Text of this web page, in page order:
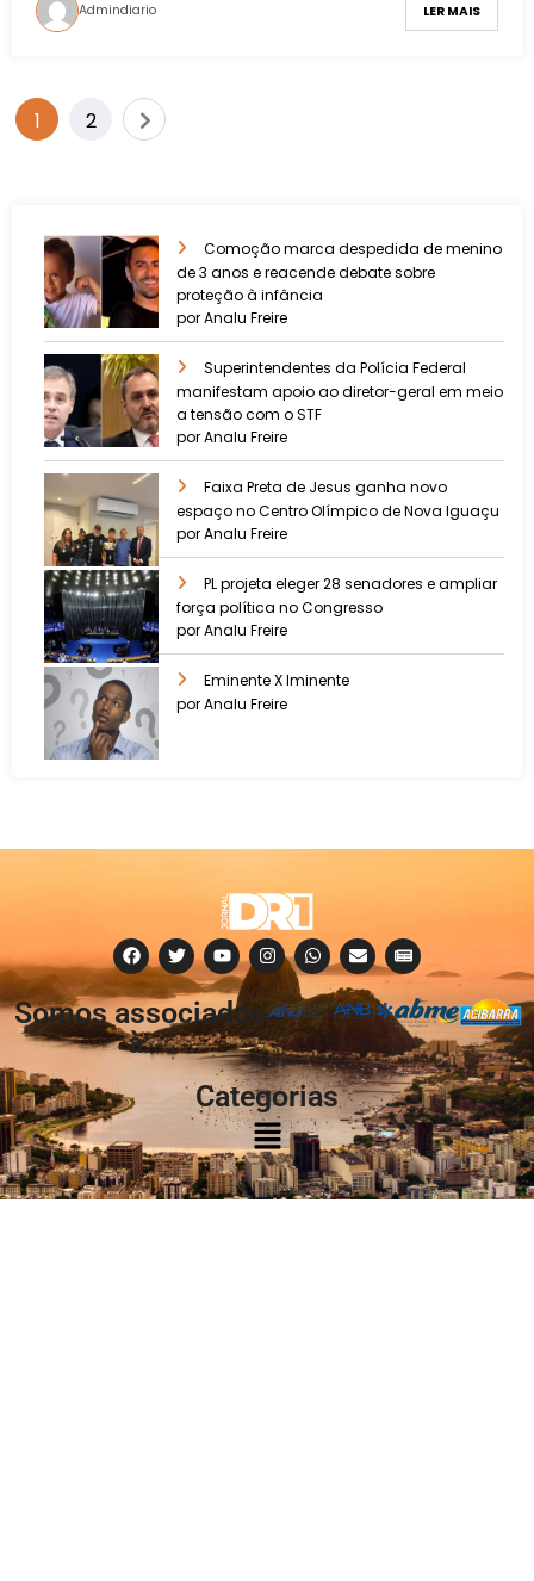
Admindiario LER MAIS
1 2
Comoção marca despedida de menino
de 3 anos e reacende debate sobre
proteção à infância
por Analu Freire
Superintendentes da Polícia Federal
manifestam apoio ao diretor-geral em meio
a tensão com o STF
por Analu Freire
Faixa Preta de Jesus ganha novo
espaço no Centro Olímpico de Nova Iguaçu
por Analu Freire
PL projeta eleger 28 senadores e ampliar
força política no Congresso
por Analu Freire
Eminente X Iminente
por Analu Freire
Somos associados
à:
Categorias